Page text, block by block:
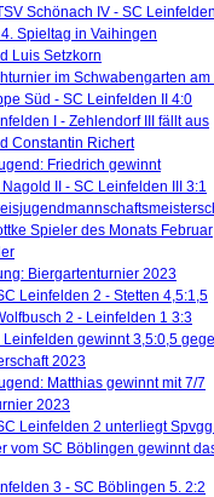
Schönach IV - SC
Spieltag in Vaihingen
Luis Setzkorn
im Schwabengarten
Süd - SC Leinfelden II 4:0
I - Zehlendorf III fällt aus
Constantin Richert
Friedrich gewinnt
II - SC Leinfelden III 3:1
Spieler des Monats Februar
Biergartenturnier 2023
Leinfelden 2 - Stetten 4,5:1,5
2 - Leinfelden 1 3:3
Leinfelden gewinnt 3,5:0,5
2023
Matthias gewinnt mit 7/7
2023
Leinfelden 2 unterliegt
vom SC Böblingen gewinnt
3 - SC Böblingen 5. 2:2